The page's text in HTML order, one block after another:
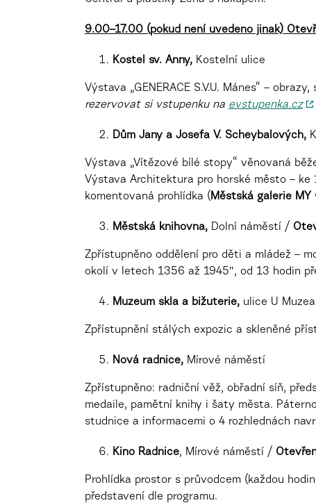
9.00–17.00 (pokud není uvedeno jinak)
Kostel sv. Anny, Kostelní ulice
Výstava „GENERACE S.V.U. Mánes“ –
rezervovat si vstupenku na evstupenka.cz
Dům Jany a Josefa V. Scheybalových,
Výstava „Vítězové bílé stopy“ věnovaná
Výstava Architektura pro horské město –
komentovaná prohlídka ( Městská galerie MY
Městská knihovna, Dolní náměstí /
Zpřístupněno oddělení pro děti a mládež –
okolí v letech 1356 až 1945″, od 13 hodin
Muzeum skla a bižuterie, ulice U Muzea
Zpřístupnění stálých expozic a skleněné
Nová radnice, Mírové náměstí
Zpřístupněno: radniční věž, obřadní síň,
medaile, pamětní knihy i šaty města.
studnice a informacemi o 4 rozhlednách
Kino Radnice, Mírové náměstí /
Prohlídka prostor s průvodcem (každou
představení dle programu.